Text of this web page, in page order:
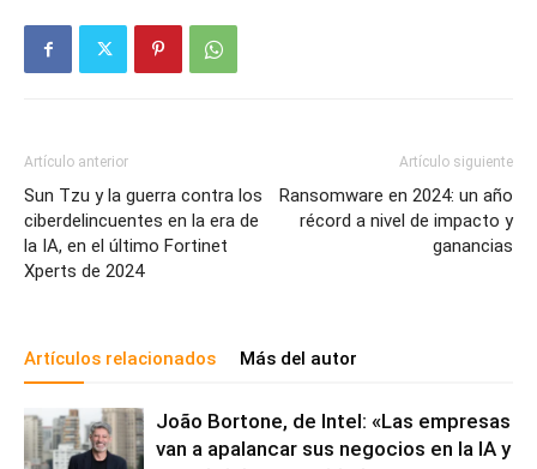
Artículo anterior
Sun Tzu y la guerra contra los
ciberdelincuentes en la era de
la IA, en el último Fortinet
Xperts de 2024
Artículo siguiente
Ransomware en 2024: un año
récord a nivel de impacto y
ganancias
Artículos relacionados Más del autor
João Bortone, de Intel: «Las empresas
van a apalancar sus negocios en la IA y